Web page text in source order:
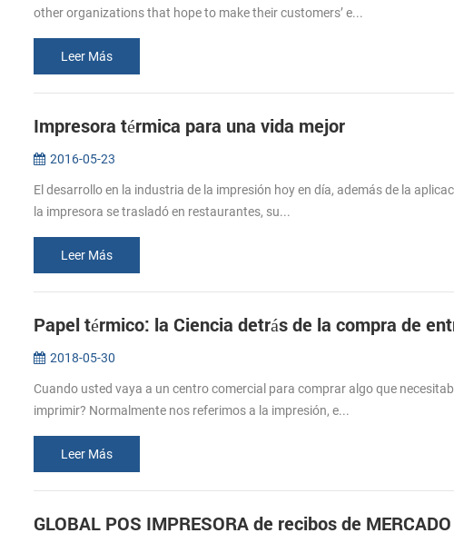
other organizations that hope to make their customers’ e...
Leer Más
Impresora térmica para una vida mejor
2016-05-23
El desarrollo en la industria de la impresión hoy en día, además de la
la impresora se trasladó en restaurantes, su...
Leer Más
Papel térmico: la Ciencia detrás de la compra de
2018-05-30
Cuando usted vaya a un centro comercial para comprar algo que
imprimir? Normalmente nos referimos a la impresión, e...
Leer Más
GLOBAL POS IMPRESORA de recibos de